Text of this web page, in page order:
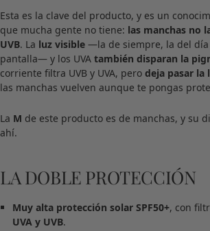
Esta es la clave del producto, y es un
que mucha gente no tiene: las manchas no
UVB. La luz visible —la de siempre, la del
pantalla— y los UVA también disparan la
corriente filtra UVB y UVA, pero deja pasar la
las manchas vuelven aunque te pongas
La M de este producto es de manchas, y su
ahí.
LA DOBLE PROTECCIÓN
Muy alta protección solar SPF50+, con
UVA y UVB.